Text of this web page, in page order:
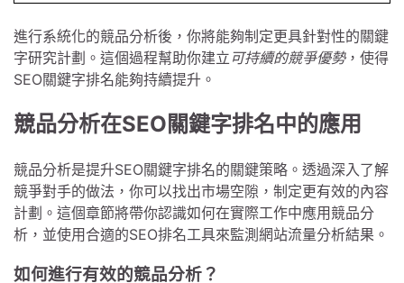
進行系統化的競品分析後，你將能夠制定更具針對性的關鍵
字研究計劃。這個過程幫助你建立 可持續的競爭優勢，使得
SEO關鍵字排名能夠持續提升。
競品分析在SEO關鍵字排名中的應用
競品分析是提升SEO關鍵字排名的關鍵策略。透過深入了解
競爭對手的做法，你可以找出市場空隙，制定更有效的內容
計劃。這個章節將帶你認識如何在實際工作中應用競品分
析，並使用合適的SEO排名工具來監測網站流量分析結果。
如何進行有效的競品分析？